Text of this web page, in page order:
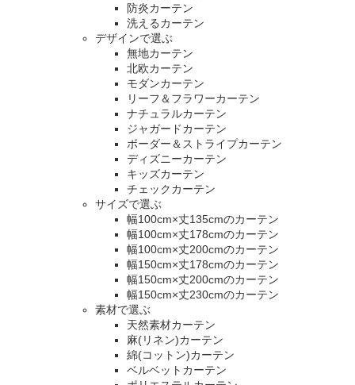
防炎カーテン
洗えるカーテン
デザインで選ぶ
無地カーテン
北欧カーテン
モダンカーテン
リーフ＆フラワーカーテン
ナチュラルカーテン
ジャガードカーテン
ボーダー＆ストライプカーテン
ディズニーカーテン
キッズカーテン
チェックカーテン
サイズで選ぶ
幅100cm×丈135cmのカーテン
幅100cm×丈178cmのカーテン
幅100cm×丈200cmのカーテン
幅150cm×丈178cmのカーテン
幅150cm×丈200cmのカーテン
幅150cm×丈230cmのカーテン
素材で選ぶ
天然素材カーテン
麻(リネン)カーテン
綿(コットン)カーテン
ベルベットカーテン